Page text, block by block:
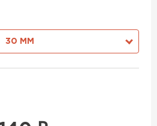
30 ММ
Тизол